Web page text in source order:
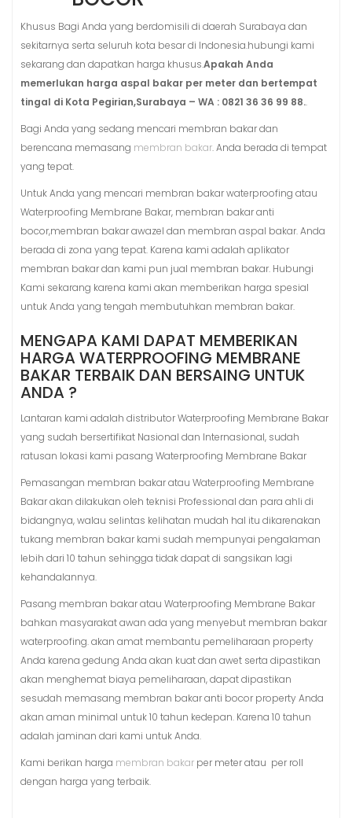
Khusus Bagi Anda yang berdomisili di daerah Surabaya dan
sekitarnya serta seluruh kota besar di Indonesia.hubungi kami
sekarang dan dapatkan harga khusus.Apakah Anda
memerlukan harga aspal bakar per meter dan bertempat
tingal di Kota Pegirian,Surabaya – WA : 0821 36 36 99 88..
Bagi Anda yang sedang mencari membran bakar dan
berencana memasang membran bakar. Anda berada di tempat
yang tepat.
Untuk Anda yang mencari membran bakar waterproofing atau
Waterproofing Membrane Bakar, membran bakar anti
bocor,membran bakar awazel dan membran aspal bakar. Anda
berada di zona yang tepat. Karena kami adalah aplikator
membran bakar dan kami pun jual membran bakar. Hubungi
Kami sekarang karena kami akan memberikan harga spesial
untuk Anda yang tengah membutuhkan membran bakar.
MENGAPA KAMI DAPAT MEMBERIKAN
HARGA WATERPROOFING MEMBRANE
BAKAR TERBAIK DAN BERSAING UNTUK
ANDA ?
Lantaran kami adalah distributor Waterproofing Membrane Bakar
yang sudah bersertifikat Nasional dan Internasional, sudah
ratusan lokasi kami pasang Waterproofing Membrane Bakar
Pemasangan membran bakar atau Waterproofing Membrane
Bakar akan dilakukan oleh teknisi Professional dan para ahli di
bidangnya, walau selintas kelihatan mudah hal itu dikarenakan
tukang membran bakar kami sudah mempunyai pengalaman
lebih dari 10 tahun sehingga tidak dapat di sangsikan lagi
kehandalannya.
Pasang membran bakar atau Waterproofing Membrane Bakar
bahkan masyarakat awan ada yang menyebut membran bakar
waterproofing. akan amat membantu pemeliharaan property
Anda karena gedung Anda akan kuat dan awet serta dipastikan
akan menghemat biaya pemeliharaan, dapat dipastikan
sesudah memasang membran bakar anti bocor property Anda
akan aman minimal untuk 10 tahun kedepan. Karena 10 tahun
adalah jaminan dari kami untuk Anda.
Kami berikan harga membran bakar per meter atau per roll
dengan harga yang terbaik.